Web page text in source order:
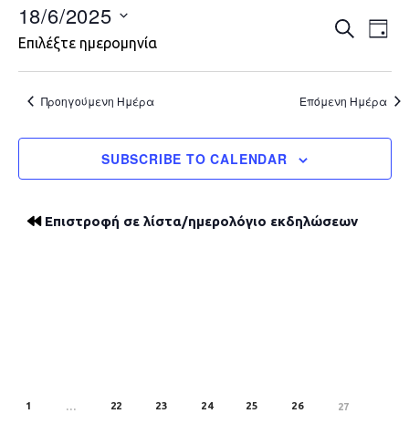
Search
and
Views
DAY
18/6/2025
Επιλέξτε ημερομηνία
Προηγούμενη Ημέρα Επόμενη Ημέρα
SUBSCRIBE TO CALENDAR
Επιστροφή σε λίστα/ημερολόγιο εκδηλώσεων
1 … 22 23 24 25 26 27